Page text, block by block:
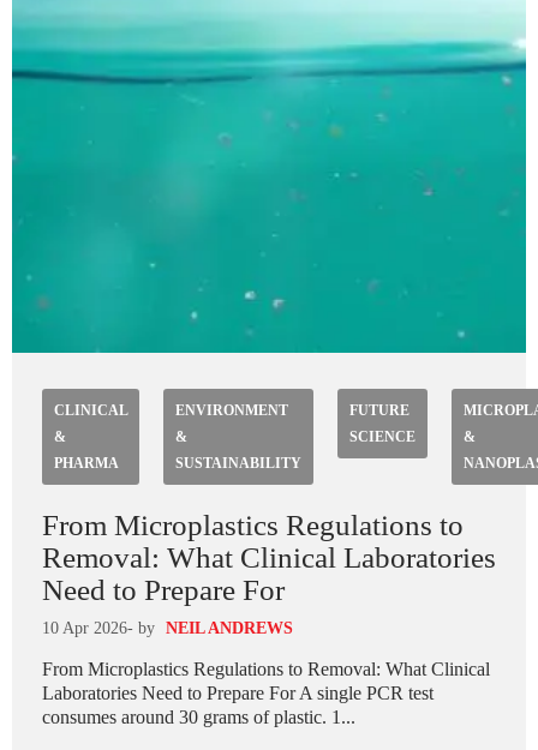
CLINICAL
&
PHARMA
ENVIRONMENT
&
SUSTAINABILITY
FUTURE
SCIENCE
&
From Microplastics Regulations to
Removal: What Clinical Laboratories
Need to Prepare For
10 Apr 2026- by NEIL ANDREWS
From Microplastics Regulations to Removal: What Clinical
Laboratories Need to Prepare For A single PCR test
consumes around 30 grams of plastic. 1...